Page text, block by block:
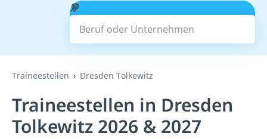
Beruf oder Unternehmen
Suchen
Traineestellen Dresden Tolkewitz
Traineestellen in Dresden
Tolkewitz 2026 & 2027